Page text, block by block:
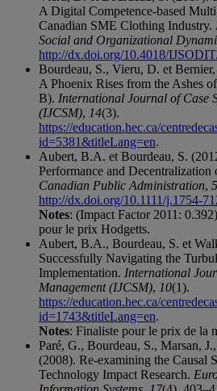
A Digital Competence-based
Canadian SME Clothing Industry.
Social and Organizational
http://dx.doi.org/10.4018/
Bourdeau, S., Vieru, D. et
A Phoenix Rises from the Ashes
B). International Journal of Case
(IJCSM), 14(3).
https://education.hec.ca/
id=5381&titleLang=en.
Aubert, B.A. et Bourdeau, S.
Performance and
Canadian Public Administration,
http://dx.doi.org/10.1111/j.1754-
Notes: (Impact Factor 2011:
pour le prix Hodgetts.
Aubert, B.A., Bourdeau, S. et
Successfully Navigating the
Implementation. International
Management (IJCSM), 10(1).
https://education.hec.ca/
id=1743&titleLang=en.
Notes: Finaliste pour le prix de la
Paré, G., Bourdeau, S., Marsan,
(2008). Re-examining the Causal
Technology Impact Research.